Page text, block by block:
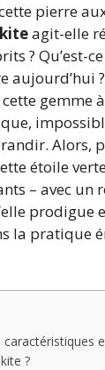
pierre
agit-elle
? Qu’est-
aujourd’hui
gemme
Alors,
étoile
– avec un
prodigue
la pratique
caractéristiques
?